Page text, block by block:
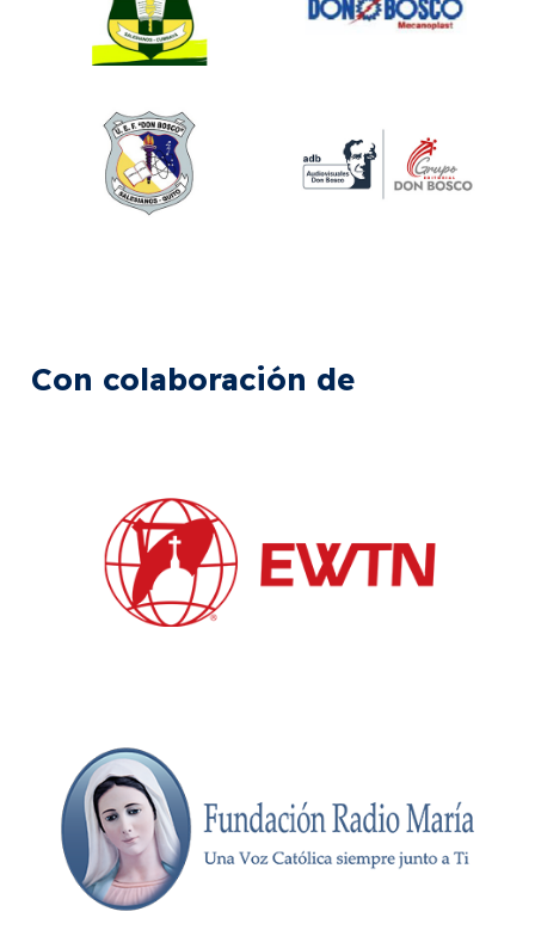
Con colaboración de